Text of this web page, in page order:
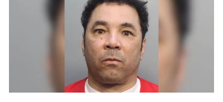
Una
Unidad
Militar
De
Matanzas